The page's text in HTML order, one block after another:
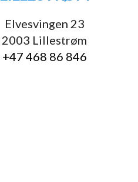
Elvesvingen 23
2003 Lillestrøm
+47 468 86 846